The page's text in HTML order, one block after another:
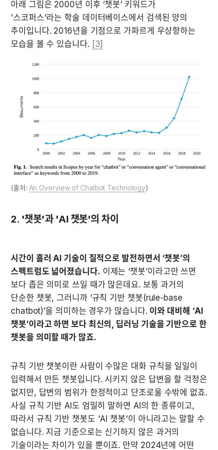
아래 그림은 2000년 이후 ‘챗봇’ 키워드가
'스코퍼스'라는 학술 데이터베이스에서 검색된 양의
추이입니다. 2016년을 기점으로 가파르게 우상향하는
모습을 볼 수 있습니다. [3]
(출처: An Overview of Chatbot Technology)
2. '챗봇'과 'AI 챗봇'의 차이
시간이 흘러 AI 기술이 질적으로 발전하면서 ‘챗봇’의
스펙트럼도 넓어졌습니다. 이제는 ‘챗봇’이라고만 쓰면
보다 좁은 의미로 쓰일 때가 많은데요. 보통 과거의
단순한 챗봇, 그러니까 ‘규칙 기반 챗봇(rule-base
chatbot)’을 의미하는 경우가 많습니다. 이와 대비해 ‘AI
챗봇’이라고 하면 보다 최신의, 딥러닝 기술을 기반으로 한
챗봇을 의미할 때가 많죠.
규칙 기반 챗봇이란 사람이 수많은 대화 규칙을 일일이
입력해서 만든 챗봇입니다. 시키지 않은 답변을 할 걱정은
없지만, 답변의 범위가 한정적이고 단조로울 수밖에 없죠.
사실 규칙 기반 AI도 엄밀히 말하면 AI의 한 종류이고,
따라서 규칙 기반 챗봇도 'AI 챗봇'이 아니라고는 말할 수
없습니다. 지금 기준으로는 신기하지 않은 과거의
기술이라는 차이가 있을 뿐이죠. 만약 2024년에 어떤